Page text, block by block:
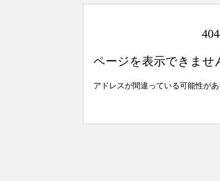
ページを表示できませ
アドレスが間違っている可能性が